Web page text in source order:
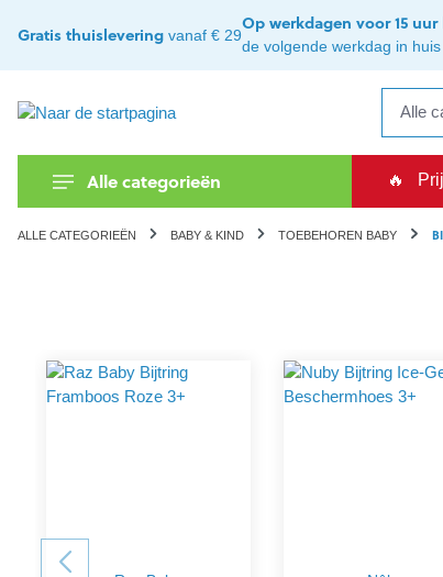
general.skipToNavigation
Gratis thuislevering vanaf € 29
Op werkdagen voor 15 uur
de volgende werkdag in huis
Alle categorieën 🔥
ALLE CATEGORIEËN BABY & KIND TOEBEHOREN BABY